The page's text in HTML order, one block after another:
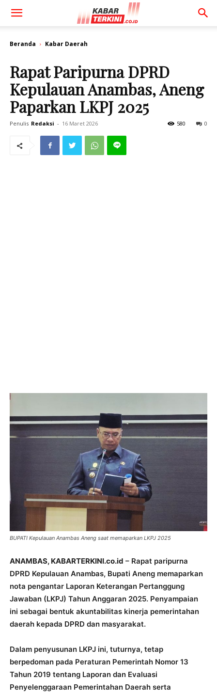
Beranda Kabar Daerah
Rapat Paripurna DPRD
Kepulauan Anambas, Aneng
Paparkan LKPJ 2025
Penulis Redaksi - 16 Maret 2026 0
580
BUPATI Kepulauan Anambas Aneng saat memaparkan LKPJ 2025
ANAMBAS, KABARTERKINI.co.id – Rapat paripurna
DPRD Kepulauan Anambas, Bupati Aneng memaparkan
nota pengantar Laporan Keterangan Pertanggung
Jawaban (LKPJ) Tahun Anggaran 2025. Penyampaian
ini sebagai bentuk akuntabilitas kinerja pemerintahan
daerah kepada DPRD dan masyarakat.
Dalam penyusunan LKPJ ini, tuturnya, tetap
berpedoman pada Peraturan Pemerintah Nomor 13
Tahun 2019 tentang Laporan dan Evaluasi
Penyelenggaraan Pemerintahan Daerah serta